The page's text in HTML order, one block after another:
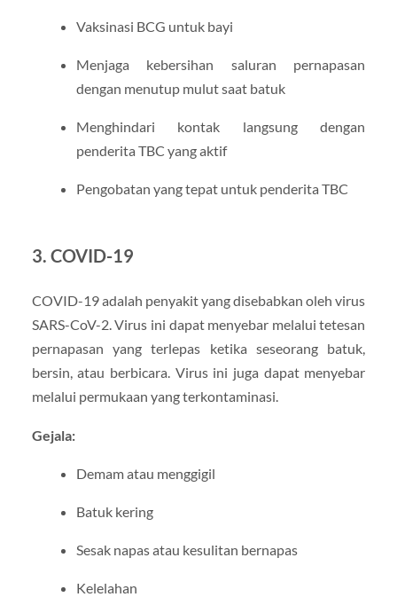
Vaksinasi BCG untuk bayi
Menjaga kebersihan saluran pernapasan
dengan menutup mulut saat batuk
Menghindari kontak langsung dengan
penderita TBC yang aktif
Pengobatan yang tepat untuk penderita TBC
3. COVID-19
COVID-19 adalah penyakit yang disebabkan oleh virus
SARS-CoV-2. Virus ini dapat menyebar melalui tetesan
pernapasan yang terlepas ketika seseorang batuk,
bersin, atau berbicara. Virus ini juga dapat menyebar
melalui permukaan yang terkontaminasi.
Gejala:
Demam atau menggigil
Batuk kering
Sesak napas atau kesulitan bernapas
Kelelahan